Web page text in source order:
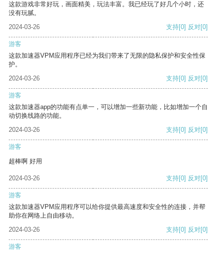
这款游戏非常好玩，画面精美，玩法丰富。我已经玩了好几个小时，还
没有玩腻。
2024-03-26
支持[0] 反对[0]
游客
这款加速器VPM应用程序已经为我们带来了无限的隐私保护和安全性保
护。
2024-03-26
支持[0] 反对[0]
游客
这款加速器app的功能有点单一，可以增加一些新功能，比如增加一个自
动切换线路的功能。
2024-03-26
支持[0] 反对[0]
游客
超棒啊 好用
2024-03-26 支持[0] 反对[0]
游客
这款加速器VPM应用程序可以给你提供最高速度和安全性的连接，并帮
助你在网络上自由移动。
2024-03-26
支持[0] 反对[0]
游客